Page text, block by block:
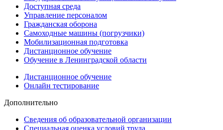
Доступная среда
Управление персоналом
Гражданская оборона
Самоходные машины (погрузчики)
Мобилизационная подготовка
Дистанционное обучение
Обучение в Ленинградской области
Дистанционное обучение
Онлайн тестирование
Дополнительно
Сведения об образовательной организации